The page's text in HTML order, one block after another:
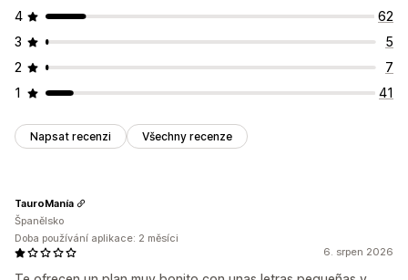
4
62
3
5
2
7
1
41
Napsat recenzi Všechny recenze
6. srpen 2026
TauroManía
Španělsko
Doba používání aplikace: 2 měsíci